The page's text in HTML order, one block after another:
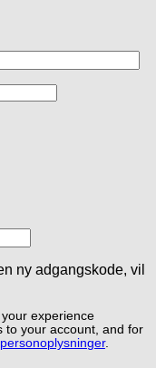
ny adgangskode, vil
experience
to your account, and for
.